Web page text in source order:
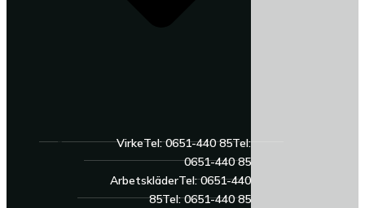
VirkeTel: 0651-440 85Tel:
0651-440 85
ArbetskläderTel: 0651-440
85Tel: 0651-440 85